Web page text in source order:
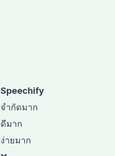
Speechify
จำกัดมาก
ดีมาก
ง่ายมาก